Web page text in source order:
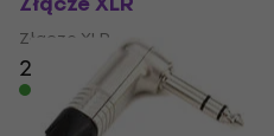
Złącze XLR
25,7 zł
Na magazynie